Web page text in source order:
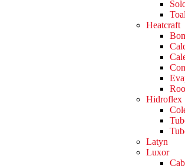
Heatcraft
Hidroflex
Latyn
Luxor